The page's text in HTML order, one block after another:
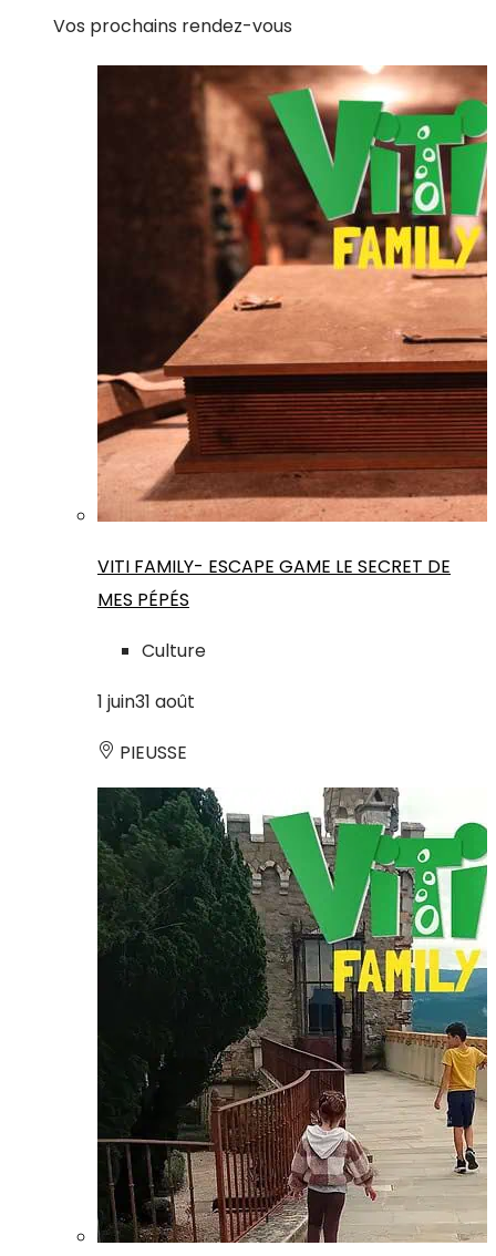
Vos prochains rendez-vous
VITI FAMILY- ESCAPE GAME LE SECRET DE
MES PÉPÉS
Culture
1 juin31 août
PIEUSSE